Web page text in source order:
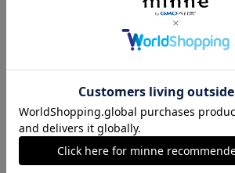
ネイルチップ 現品 No.012A 人魚 推し 成人式 y2k 量産型 おしゃれ
1,500円